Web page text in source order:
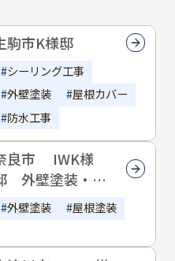
向上はもちろん、
いいただける状態
塗装店の中から平
、誠にありがとう
をよろしくお願い
駒市K様邸
シーリング工事
外壁塗装
屋根カバー
防水工事
良市 IWK様
外壁塗装・屋
根塗装
外壁塗装 屋根塗装